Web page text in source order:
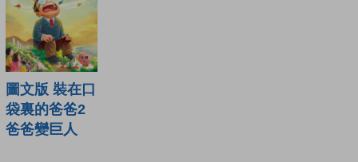
圖文版 裝在口
袋裏的爸爸2
爸爸變巨人